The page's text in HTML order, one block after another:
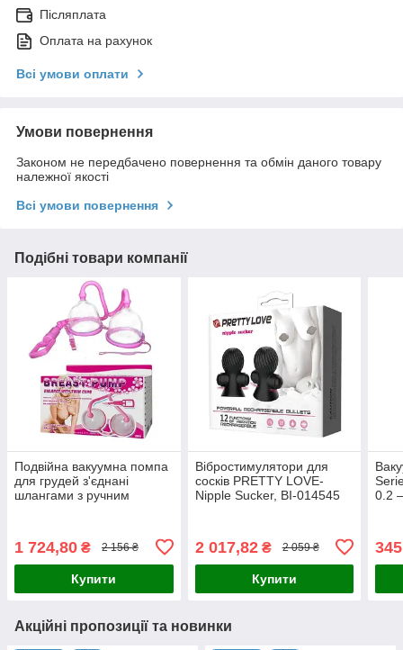
Післяплата
Оплата на рахунок
Всі умови оплати
Умови повернення
Законом не передбачено повернення та обмін даного товару
належної якості
Всі умови повернення
Подібні товари компанії
Подвійна вакуумна помпа
для грудей з'єднані
шлангами з ручним
1 724,80 ₴ 2 156 ₴
Купити
Вібростимулятори для
сосків PRETTY LOVE-
Nipple Sucker, BI-014545
2 017,82₴ 2 059 ₴
Купити
0.2
Акційні пропозиції та новинки